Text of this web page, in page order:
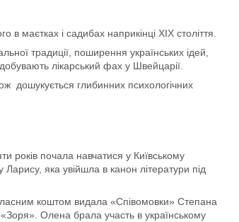
маєтках і садибах наприкінці ХІХ століття.
традиції, поширення українських ідей,
лікарський фах у Швейцарії.
дошукується глибинних психологічних
років почала навчатися у Київському
яка увійшла в канон літератури під
коштом видала «Співомовки» Степана
«Зоря». Олена брала участь в українському